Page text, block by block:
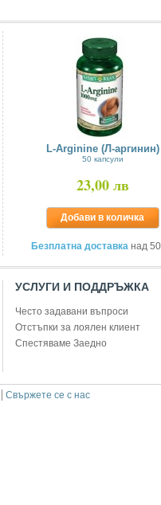
L-Arginine (Л-аргинин)
50 капсули
23,00 лв
Добави в количка
Безплатна доставка над
УСЛУГИ И ПОДДРЪЖКА
Често задавани въпроси
Отстъпки за лоялен клиент
Спестяваме Заедно
Свържете се с нас